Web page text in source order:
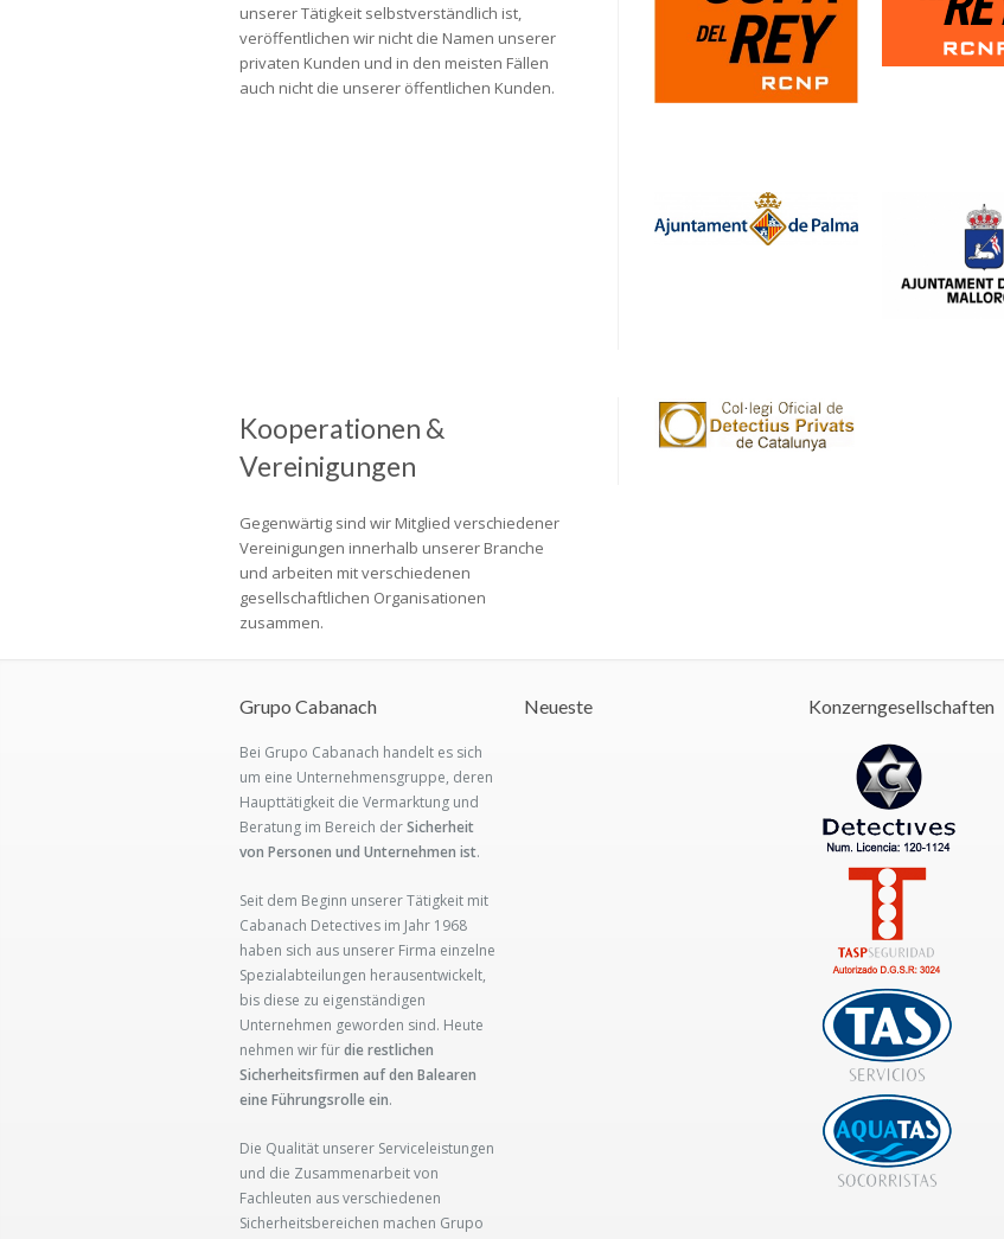
unserer Tätigkeit selbstverständlich ist,
veröffentlichen wir nicht die Namen unserer
privaten Kunden und in den meisten Fällen
auch nicht die unserer öffentlichen Kunden.
Kooperationen &
Vereinigungen
Gegenwärtig sind wir Mitglied verschiedener
Vereinigungen innerhalb unserer Branche
und arbeiten mit verschiedenen
gesellschaftlichen Organisationen
zusammen.
Grupo Cabanach
Bei Grupo Cabanach handelt es sich
um eine Unternehmensgruppe, deren
Haupttätigkeit die Vermarktung und
Beratung im Bereich derSicherheit
von Personen und Unternehmen ist.
Seit dem Beginn unserer Tätigkeit mit
Cabanach Detectives im Jahr 1968
haben sich aus unserer Firma einzelne
Spezialabteilungen herausentwickelt,
bis diese zu eigenständigen
Unternehmen geworden sind. Heute
nehmen wir fürdie restlichen
Sicherheitsfirmen auf den Balearen
eine Führungsrolle ein.
Die Qualität unserer Serviceleistungen
und die Zusammenarbeit von
Fachleuten aus verschiedenen
Sicherheitsbereichen machen Grupo
Neueste Konzerngesellschaften